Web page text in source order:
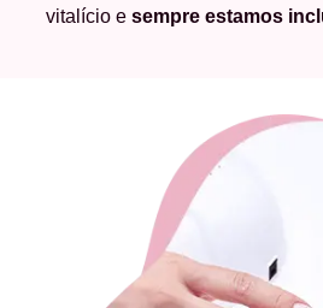
vitalício e sempre estamos